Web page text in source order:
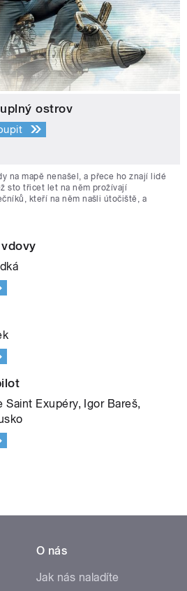
ostrov
na mapě nenašel, a přece ho znají lidé
sto třicet let na něm prožívají
kteří na něm našli útočiště, a
Saint Exupéry, Igor Bareš,
O nás
Jak nás naladíte